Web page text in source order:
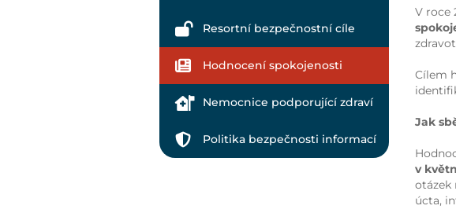
Resortní bezpečnostní cíle
Hodnocení spokojenosti
Nemocnice podporující zdraví
Politika bezpečnosti informací
V roce
Cílem
Jak
v
otázek
úcta,